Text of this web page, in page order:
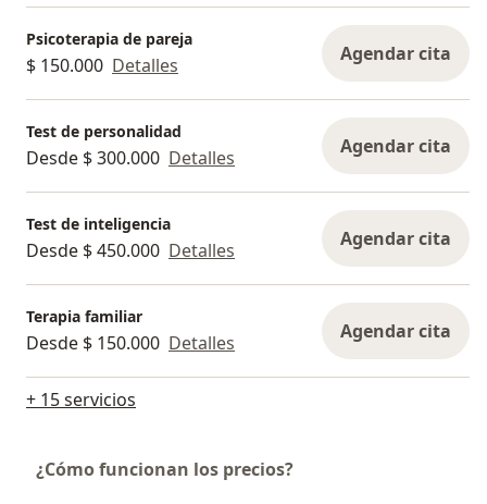
Psicoterapia de pareja
$ 150.000 Detalles Agendar cita
Test de personalidad
Desde $ 300.000 Detalles Agendar cita
Test de inteligencia
Desde $ 450.000 Detalles Agendar cita
Terapia familiar
Desde $ 150.000 Detalles Agendar cita
+ 15 servicios
¿Cómo funcionan los precios?